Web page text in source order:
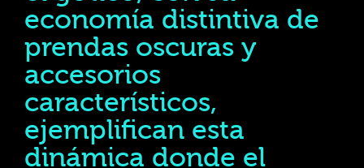
economía distintiva de
prendas oscuras y
accesorios
característicos,
ejemplifican esta
dinámica donde el